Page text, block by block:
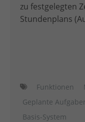
zu festgelegten
Stundenplans
Funktionen
Geplante
Basis-System